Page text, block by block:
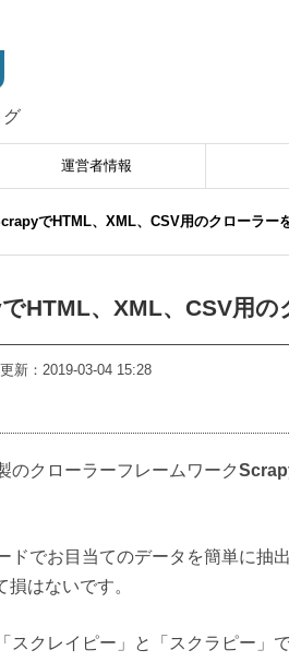
グ
運営者情報
でHTML、XML、CSV用のクローラー
HTML、XML、CSV用の
更新： 2019-03-04 15:28
のクローラーフレームワーク
ドでお目当てのデータを簡単に抽
はないです。
スクレイピー」と「スクラピー」